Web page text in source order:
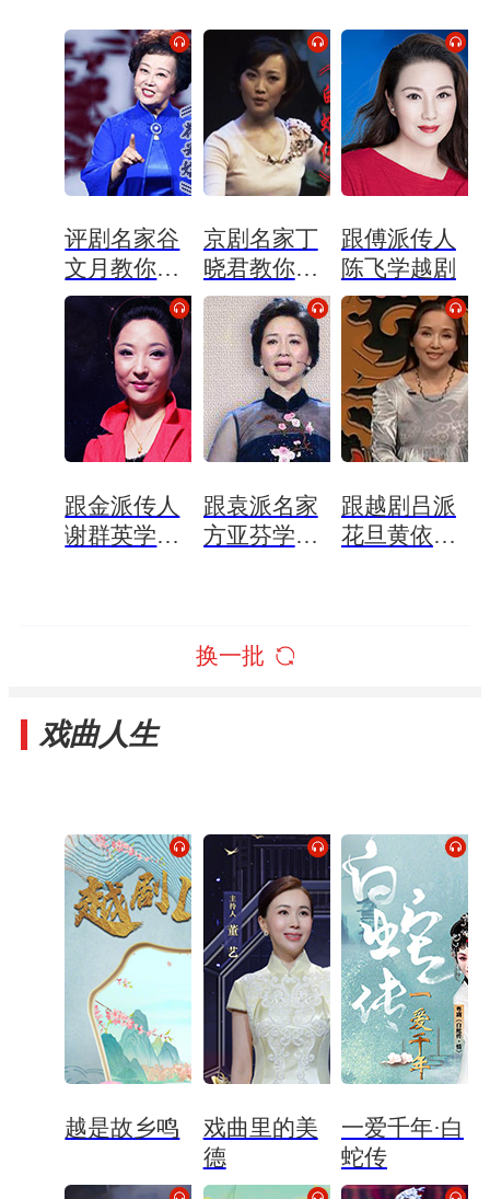
评剧名家谷
文月教你唱
评剧
京剧名家丁
晓君教你唱
京剧
跟傅派传人
陈飞学越剧
跟金派传人
谢群英学越
跟袁派名家
方亚芬学越
跟越剧吕派
花旦黄依群
换一批
戏曲人生
越是故乡鸣
戏曲里的美
德
一爱千年·白
蛇传